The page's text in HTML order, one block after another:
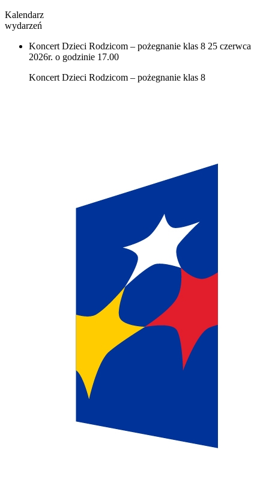
Kalendarz
wydarzeń
Koncert Dzieci Rodzicom – pożegnanie klas 8 25 czerwca
2026r. o godzinie 17.00
Koncert Dzieci Rodzicom – pożegnanie klas 8